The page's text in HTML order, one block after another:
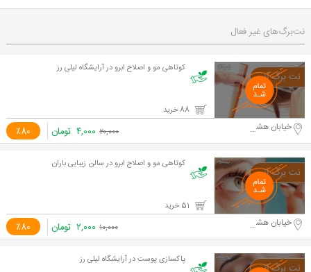
نت‌برگ‌های غیر فعال
کوتاهی مو و اصلاح ابرو در آرایشگاه لیلی رز
٪80 خیابان هشت بهشت شرقی ۲۰,۰۰۰ ۴,۰۰۰ تومان
کوتاهی مو و اصلاح ابرو در سالن زیبایی باران
٪80 خیابان هشت بهشت شرقی ۱۰,۰۰۰ ۲,۰۰۰ تومان
پاکسازی پوست در آرایشگاه لیلی رز